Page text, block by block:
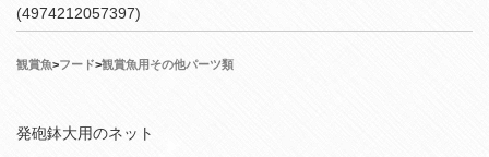
(4974212057397)
観賞魚>フード>観賞魚用その他パーツ類
発砲鉢大用のネット